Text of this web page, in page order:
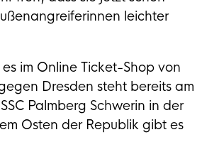
leichter
im Online Ticket-Shop von
Dresden steht bereits am
Palmberg Schwerin in der
Osten der Republik gibt es